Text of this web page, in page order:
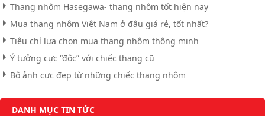
Thang nhôm Hasegawa- thang nhôm tốt hiện nay
Mua thang nhôm Việt Nam ở đâu giá rẻ, tốt nhất?
Tiêu chí lựa chọn mua thang nhôm thông minh
Ý tưởng cực “độc” với chiếc thang cũ
Bộ ảnh cực đẹp từ những chiếc thang nhôm
DANH MỤC TIN TỨC